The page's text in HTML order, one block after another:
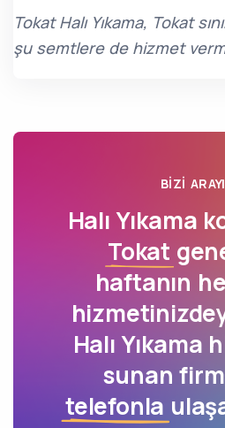
Tokat Halı Yıkama, Tokat
şu semtlere de hizmet
BIZI
Halı Yıkama
Tokat
haftanın
Halı Yıkama
sunan
telefonla